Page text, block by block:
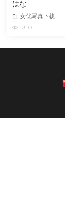
はな
女优写真下载
1310